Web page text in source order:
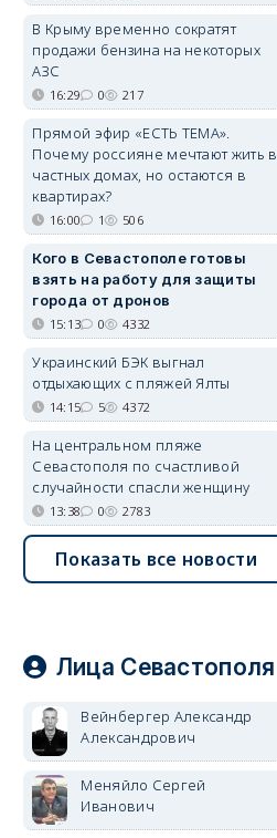
В Крыму временно сократят
продажи бензина на некоторых
АЗС
16:29 0 217
Прямой эфир «ЕСТЬ ТЕМА».
Почему россияне мечтают жить в
частных домах, но остаются в
квартирах?
16:00 1 506
Кого в Севастополе готовы
взять на работу для защиты
города от дронов
15:13 0 4332
Украинский БЭК выгнал
отдыхающих с пляжей Ялты
14:15 5 4372
На центральном пляже
Севастополя по счастливой
случайности спасли женщину
13:38 0 2783
Показать все новости
Лица Севастополя
Вейнбергер Александр
Александрович
Меняйло Сергей
Иванович